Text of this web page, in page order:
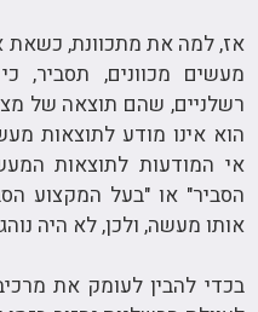
אז, למה את מתכוונת, כשאת
מעשים מכוונים, תסביר,
רשלניים, שהם תוצאה של
הוא אינו מודע לתוצאות
אי המודעות לתוצאות
הסביר" או "בעל המקצוע
אותו מעשה, ולכן, לא היה
בכדי להבין לעומק את